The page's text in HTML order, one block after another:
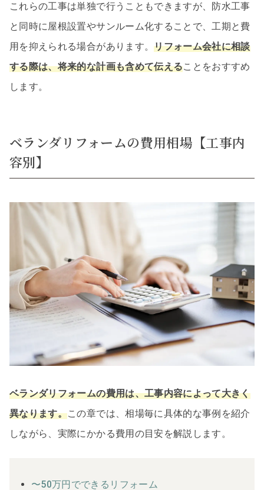
これらの工事は単独で行うこともできますが、防水工事
と同時に屋根設置やサンルーム化することで、工期と費
用を抑えられる場合があります。リフォーム会社に相談
する際は、将来的な計画も含めて伝えることをおすすめ
します。
ベランダリフォームの費用相場【工事内
容別】
ベランダリフォームの費用は、工事内容によって大きく
異なります。この章では、相場毎に具体的な事例を紹介
しながら、実際にかかる費用の目安を解説します。
〜50万円でできるリフォーム